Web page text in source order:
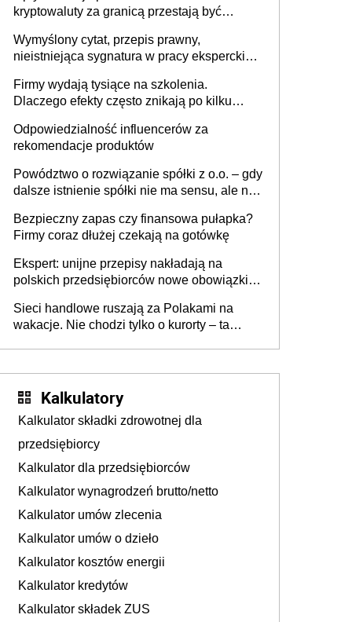
kryptowaluty za granicą przestają być
Wymyślony cytat, przepis prawny,
nieistniejąca sygnatura w pracy eksperckiej -
firmie
Firmy wydają tysiące na szkolenia.
Dlaczego efekty często znikają po kilku
Odpowiedzialność influencerów za
rekomendacje produktów
Powództwo o rozwiązanie spółki z o.o. – gdy
dalsze istnienie spółki nie ma sensu, ale nie
Bezpieczny zapas czy finansowa pułapka?
Firmy coraz dłużej czekają na gotówkę
Ekspert: unijne przepisy nakładają na
polskich przedsiębiorców nowe obowiązki w
Sieci handlowe ruszają za Polakami na
wakacje. Nie chodzi tylko o kurorty – ta
Kalkulatory
Kalkulator składki zdrowotnej dla
przedsiębiorcy
Kalkulator dla przedsiębiorców
Kalkulator wynagrodzeń brutto/netto
Kalkulator umów zlecenia
Kalkulator umów o dzieło
Kalkulator kosztów energii
Kalkulator kredytów
Kalkulator składek ZUS